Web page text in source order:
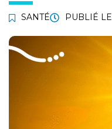
SANTÉ PUBLIÉ LE